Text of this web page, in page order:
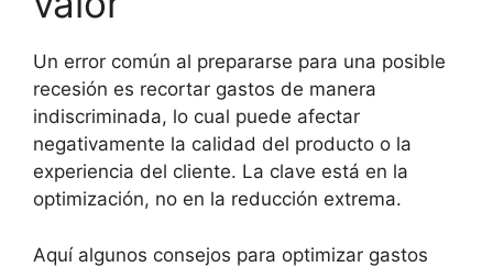
Un error común al prepararse para una posible
recesión es recortar gastos de manera
indiscriminada, lo cual puede afectar
negativamente la calidad del producto o la
experiencia del cliente. La clave está en la
optimización, no en la reducción extrema.
Aquí algunos consejos para optimizar gastos